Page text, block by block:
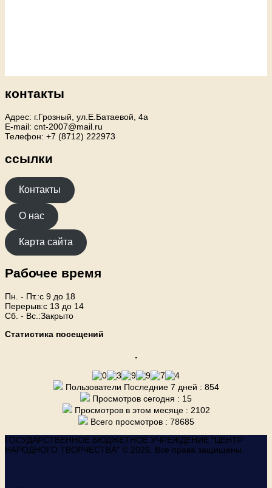
контакты
Адрес: г.Грозный, ул.Е.Батаевой, 4а
E-mail: cnt-2007@mail.ru
Телефон: +7 (8712) 222973
ссылки
Контакты
О нас
Карта сайта
Рабочее время
Пн. - Пт.:с 9 до 18
Перерыв:с 13 до 14
Сб. - Вс.:Закрыто
Статистика посещений
Пользователи Последние 7 дней : 854
Просмотров сегодня : 15
Просмотров в этом месяце : 2102
Всего просмотров : 78685
ГОСУДАРСТВЕННОЕ БЮДЖЕТНОЕ УЧРЕЖДЕНИЕ "ЦЕНТР
НАРОДНОГО ТВОРЧЕСТВА" © 2026. Все права защищены.